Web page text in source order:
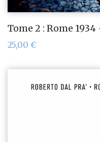
Tome 2 : Rome 1934
25,00 €